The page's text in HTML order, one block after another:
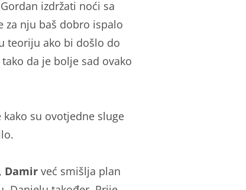
izdržati noći sa
za nju baš dobro ispalo
teoriju ako bi došlo do
da je bolje sad ovako
su ovotjedne sluge
Damir već smišlja plan